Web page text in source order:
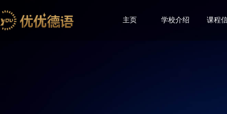
主页 学校介绍 课程